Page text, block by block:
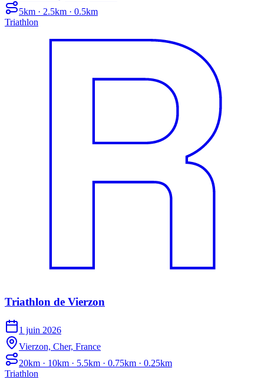
5km · 2.5km · 0.5km
Triathlon
Triathlon de Vierzon
1 juin 2026
Vierzon, Cher, France
20km · 10km · 5.5km · 0.75km · 0.25km
Triathlon